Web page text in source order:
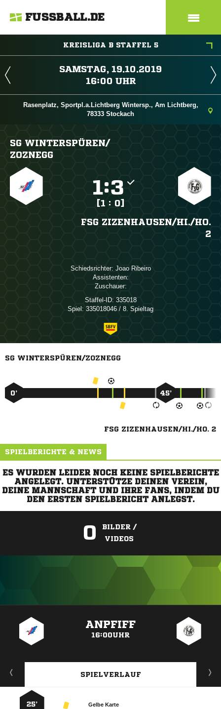
FUSSBALL.DE
KREISLIGA B STAFFEL 5
 
 
Rasenplatz, Sportpl.a.Lichtberg Wintersp., Am Lichtberg,
78333 Stockach
SG WINTERSPÜREN/​
ZOZNEGG
:
[1 : 0]
FSG ZIZENHAUSEN/​HI./​HO.
2
Schiedsrichter:  
Assistenten:
Zuschauer:
Staffel-ID: 335018
Spiel: 335018046 / 8. Spieltag
SG WINTERSPÜREN/ZOZNEGG
0’ 45’
FSG ZIZENHAUSEN/HI./HO. 2
SPIELBERICHTE & NEWS
ES WURDEN LEIDER NOCH KEINE SPIELBERICHTE
ANGELEGT. UNTERSTÜTZE DEINEN VEREIN,
DEINE MANNSCHAFT UND IHRE FANS, INDEM DU
DEN ERSTEN SPIELBERICHT ANLEGST.
0
BILDER /
VIDEOS
ANPFIFF
16:00UHR
SPIELVERLAUF
Gelbe Karte
25’